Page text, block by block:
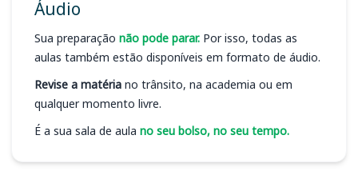
Áudio
Sua preparação não pode parar. Por isso, todas as
aulas também estão disponíveis em formato de áudio.
Revise a matéria no trânsito, na academia ou em
qualquer momento livre.
É a sua sala de aula no seu bolso, no seu tempo.